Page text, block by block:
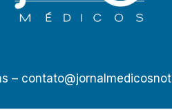
–